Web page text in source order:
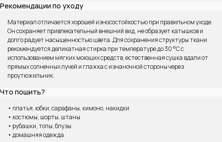
Рекомендации по уходу
Материал отличается хорошей износостойкостью при правильном уходе.
Он сохраняет привлекательный внешний вид, не образует катышков и
долго радует насыщенностью цвета. Для сохранения структуры ткани
рекомендуется деликатная стирка при температуре до 30 °C с
использованием мягких моющих средств, естественная сушка вдали от
прямых солнечных лучей и глажка с изнаночной стороны через
проутюжильник.
Что пошить?
• платья, юбки, сарафаны, кимоно, накидки
• костюмы, шорты, штаны
• рубашки, топы, блузы
• домашняя одежда